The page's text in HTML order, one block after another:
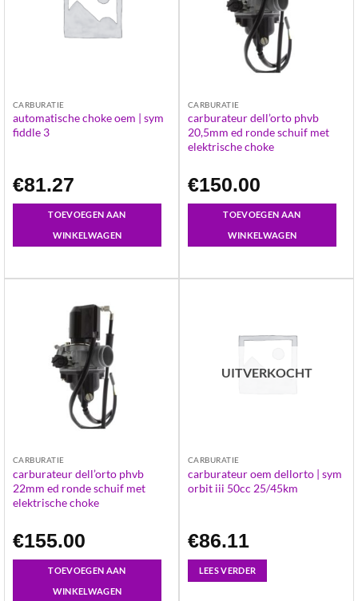
CARBURATIE
automatische choke oem | sym
fiddle 3
€81.27
TOEVOEGEN AAN
WINKELWAGEN
CARBURATIE
carburateur dell’orto phvb
20,5mm ed ronde schuif met
elektrische choke
€150.00
TOEVOEGEN AAN
WINKELWAGEN
CARBURATIE
carburateur dell’orto phvb
22mm ed ronde schuif met
elektrische choke
€155.00
TOEVOEGEN AAN
WINKELWAGEN
UITVERKOCHT
CARBURATIE
carburateur oem dellorto | sym
orbit iii 50cc 25/45km
€86.11
LEES VERDER